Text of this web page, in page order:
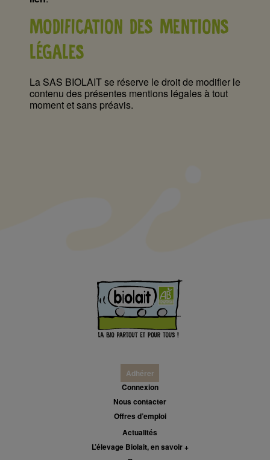
MODIFICATION DES MENTIONS
LÉGALES
La SAS BIOLAIT se réserve le droit de modifier le
contenu des présentes mentions légales à tout
moment et sans préavis.
Adhérer
Connexion
Nous contacter
Offres d’emploi
Actualités
L’élevage Biolait, en savoir +